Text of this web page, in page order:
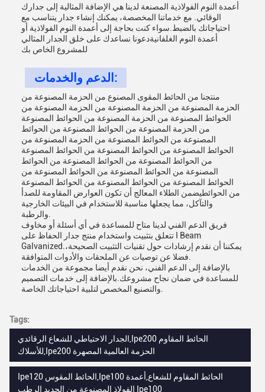
أعمدة النوم الفولاذية المصنعة لدينا هي الإضافة المثالية إلى جدارك
الوقائي. مع خدماتنا المخصصة، يمكنك إنشاء جدار يتناسب مع
احتياجاتك بالضبط.سواء كنت بحاجة إلى أعمدة النوم الفولاذية أو
أعمدة النوم الغلفانيةدعونا نساعدك على خلق الجدار المثالي
للمشروع الخاص بك
الدعم والخدمات:
منتجنا من الحائط المقوى المصنوع من الحزمة المصنوعة من
الحزمة المصنوعة من الحزمة المصنوعة من الحزمة المصنوعة من
الحوائط المصنوعة من الحزمة المصنوعة من الحوائط المصنوعة
من الحزمة المصنوعة من الحوائط المصنوعة من الحوائط
المصنوعة من الحوائط المصنوعة من الحزمة المصنوعة من
الحوائط المصنوعة من الحوائط المصنوعة من الحوائط المصنوعة
من الحوائط المصنوعة من الحوائط المصنوعة من الحوائط
المصنوعة من الحوائط المصنوعة من الحوائط المصنوعة من
الحوائط المصنوعة من الحوائط المصنوعة من الحوائط المصنوعة
من الحوائطيضمن الطلاء المعالج أن تكون العوارض المقاومة للصدأ
والتآكل، مما يجعلها مناسبة للاستخدام في البيئات الخارجية
فريق الدعم الفني لدينا متاح للمساعدة في أي أسئلة أو مخاوف
تتعلق بتثبيت واستخدام منتج جدار الحفاظ على I Beam
Galvanized.يمكننا أن نقدم إرشادات حول تقنيات التثبيت الصحيحة،
بالإضافة إلى الدعم الفني، نحن نقدم أيضا مجموعة من الخدمات
للمساعدة في ضمان نجاح مشروعك.بالإضافة إلى خدمات التصميم
Tags:
الجدار الاحتياطي للشعاع الرقائدي,Ipe200 الحائط المقاوم
للأسلاك,Ipe200 الحزمة العالمية المصهرة
Ipe120 الحائط المقوس,Ipe100 الحائط المقاوم للشعاع,أعمدة
الفولاذ المصنوعة من الحديد الرطب Ipe100